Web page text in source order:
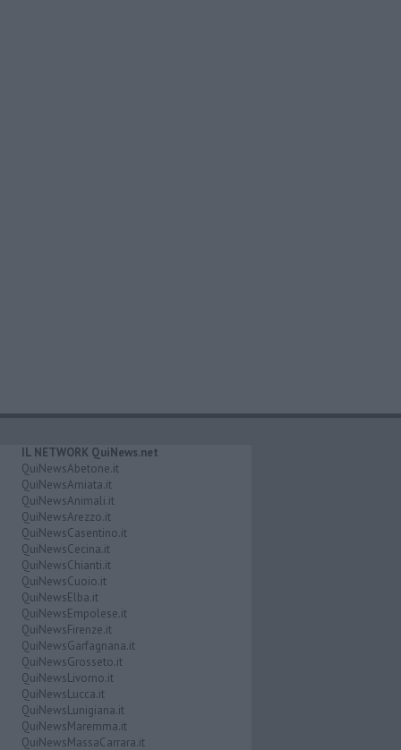
IL NETWORK QuiNews.net
QuiNewsAbetone.it
QuiNewsAmiata.it
QuiNewsAnimali.it
QuiNewsArezzo.it
QuiNewsCasentino.it
QuiNewsCecina.it
QuiNewsChianti.it
QuiNewsCuoio.it
QuiNewsElba.it
QuiNewsEmpolese.it
QuiNewsFirenze.it
QuiNewsGarfagnana.it
QuiNewsGrosseto.it
QuiNewsLivorno.it
QuiNewsLucca.it
QuiNewsLunigiana.it
QuiNewsMaremma.it
QuiNewsMassaCarrara.it